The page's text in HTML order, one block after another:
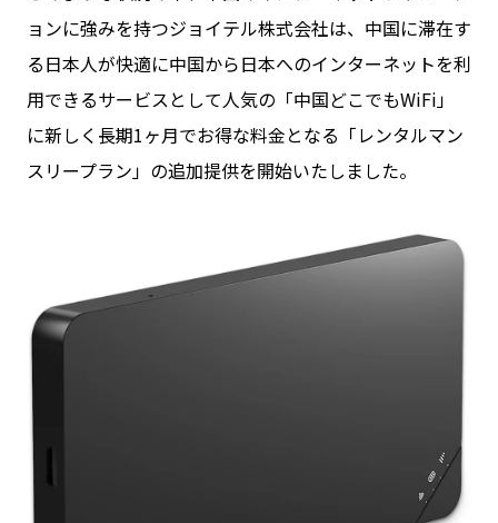
ョンに強みを持つジョイテル株式会社は、中国に滞在す
る日本人が快適に中国から日本へのインターネットを利
用できるサービスとして人気の「中国どこでもWiFi」
に新しく長期1ヶ月でお得な料金となる「レンタルマン
スリープラン」の追加提供を開始いたしました。